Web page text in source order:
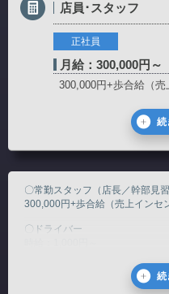
店員･スタッフ
正社員
月給：300,000円～
300,000円+歩合給（売
続
〇常勤スタッフ（店長／幹部見習
300,000円+歩合給（売上インセ
〇ドライバー
【急募】（2021、5/27時点）
男女、日中ドライバーできる方